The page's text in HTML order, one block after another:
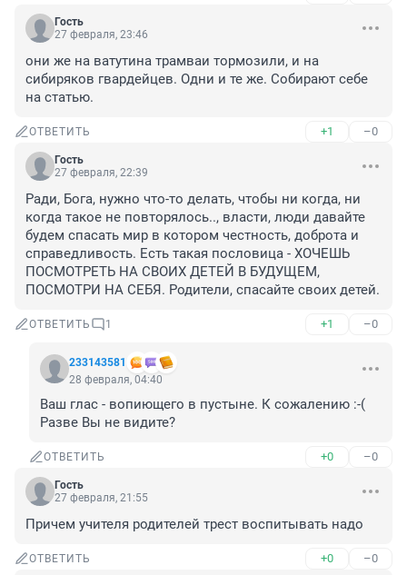
Гость
27 февраля, 23:46
они же на ватутина трамваи тормозили, и на
сибиряков гвардейцев. Одни и те же. Собирают себе
на статью.
ОТВЕТИТЬ +1 –0
Гость
27 февраля, 22:39
Ради, Бога, нужно что-то делать, чтобы ни когда, ни
когда такое не повторялось.., власти, люди давайте
будем спасать мир в котором честность, доброта и
справедливость. Есть такая пословица - ХОЧЕШЬ
ПОСМОТРЕТЬ НА СВОИХ ДЕТЕЙ В БУДУЩЕМ,
ПОСМОТРИ НА СЕБЯ. Родители, спасайте своих детей.
ОТВЕТИТЬ 1 +1 –0
233143581
28 февраля, 04:40
Ваш глас - вопиющего в пустыне. К сожалению :-(
Разве Вы не видите?
ОТВЕТИТЬ +0 –0
Гость
27 февраля, 21:55
Причем учителя родителей трест воспитывать надо
ОТВЕТИТЬ +0 –0